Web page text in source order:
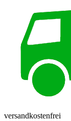
versandkostenfrei